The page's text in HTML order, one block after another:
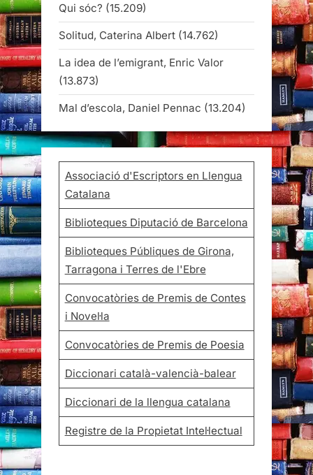
Qui sóc? (15.209)
Solitud, Caterina Albert (14.762)
La idea de l’emigrant, Enric Valor
(13.873)
Mal d’escola, Daniel Pennac (13.204)
Associació d'Escriptors en Llengua
Catalana
Biblioteques Diputació de Barcelona
Biblioteques Públiques de Girona,
Tarragona i Terres de l'Ebre
Convocatòries de Premis de Contes
i Novel·la
Convocatòries de Premis de Poesia
Diccionari català-valencià-balear
Diccionari de la llengua catalana
Registre de la Propietat Intel·lectual